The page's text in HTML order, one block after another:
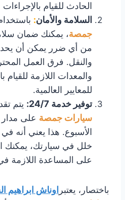
الحادث للقيام بالإجراءات
السلامة والأمان:
جمصة، يمكنك ضمان
من أي ضرر يمكن أن
والنقل. فرق العمل
والمعدات اللازمة للقيام
للمعايير العالمية.
توفير خدمة 24/7
: يتم
سيارات جمصة على مدار
الأسبوع. هذا يعني أنه
خلل في سيارتك، يمكنك
على المساعدة
باختصار، يعتبر اوناش ابراهيم